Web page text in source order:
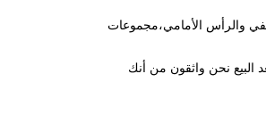
والرأس الأمامي،مجموعات
البيع نحن واثقون من أنك